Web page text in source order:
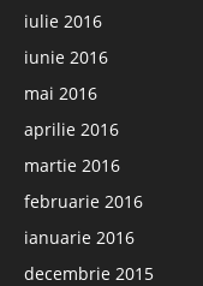
iulie 2016
iunie 2016
mai 2016
aprilie 2016
martie 2016
februarie 2016
ianuarie 2016
decembrie 2015